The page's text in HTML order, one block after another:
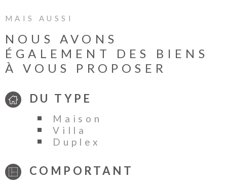
rangement ainsi qu'une cave complètent ce bien .
auxquels ce bien est exposé sont disponibles sur
le site Géorisques
MAIS AUSSI
NOUS AVONS
ÉGALEMENT DES BIENS
À VOUS PROPOSER
DU TYPE
Maison
Villa
Duplex
COMPORTANT